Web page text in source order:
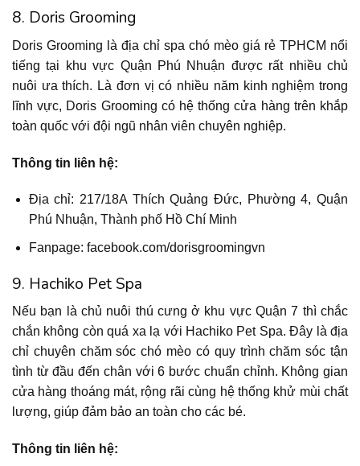
8. Doris Grooming
Doris Grooming là địa chỉ spa chó mèo giá rẻ TPHCM nổi
tiếng tại khu vực Quận Phú Nhuận được rất nhiều chủ
nuôi ưa thích. Là đơn vị có nhiều năm kinh nghiệm trong
lĩnh vực, Doris Grooming có hệ thống cửa hàng trên khắp
toàn quốc với đội ngũ nhân viên chuyên nghiệp.
Thông tin liên hệ:
Địa chỉ: 217/18A Thích Quảng Đức, Phường 4, Quận
Phú Nhuận, Thành phố Hồ Chí Minh
Fanpage: facebook.com/dorisgroomingvn
9. Hachiko Pet Spa
Nếu bạn là chủ nuôi thú cưng ở khu vực Quận 7 thì chắc
chắn không còn quá xa lạ với Hachiko Pet Spa. Đây là địa
chỉ chuyên chăm sóc chó mèo có quy trình chăm sóc tận
tình từ đầu đến chân với 6 bước chuẩn chỉnh. Không gian
cửa hàng thoáng mát, rộng rãi cùng hệ thống khử mùi chất
lượng, giúp đảm bảo an toàn cho các bé.
Thông tin liên hệ: